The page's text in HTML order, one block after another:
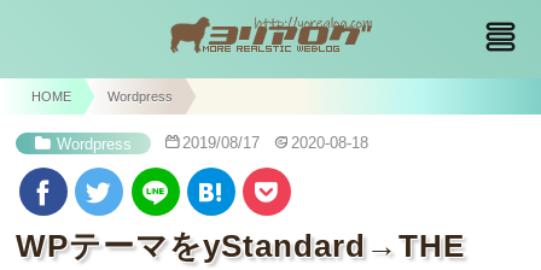
HOME Wordpress
Wordpress 2019/08/17 2020-08-18
WPテーマをyStandard→THE